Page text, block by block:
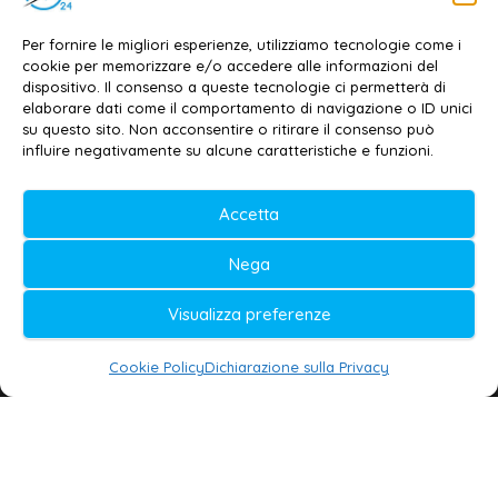
Per fornire le migliori esperienze, utilizziamo tecnologie come i
cookie per memorizzare e/o accedere alle informazioni del
dispositivo. Il consenso a queste tecnologie ci permetterà di
elaborare dati come il comportamento di navigazione o ID unici
su questo sito. Non acconsentire o ritirare il consenso può
influire negativamente su alcune caratteristiche e funzioni.
Accetta
Nega
Visualizza preferenze
Cookie PolicyDichiarazione sulla Privacy
Dott. Daniele G. Masciullo
Email: redazione@galatina24.it
Contatti –Disclaimer
Privacy policy –Cookie policy
Testata iscritta al n. 11/2020 Registro della
Stampa Tribunale di Lecce
Editore e direttore responsabile:
Daniele G. Masciullo